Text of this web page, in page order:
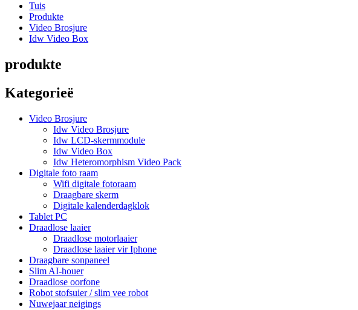
Tuis
Produkte
Video Brosjure
Idw Video Box
produkte
Kategorieë
Video Brosjure
Idw Video Brosjure
Idw LCD-skermmodule
Idw Video Box
Idw Heteromorphism Video Pack
Digitale foto raam
Wifi digitale fotoraam
Draagbare skerm
Digitale kalenderdagklok
Tablet PC
Draadlose laaier
Draadlose motorlaaier
Draadlose laaier vir Iphone
Draagbare sonpaneel
Slim AI-houer
Draadlose oorfone
Robot stofsuier / slim vee robot
Nuwejaar neigings